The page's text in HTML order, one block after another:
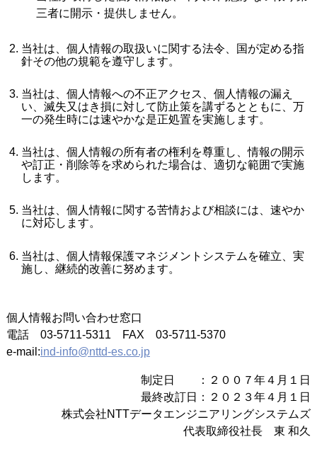
三者に開示・提供しません。
当社は、個人情報の取扱いに関する法令、国が定める指
針その他の規範を遵守します。
当社は、個人情報への不正アクセス、個人情報の漏え
い、滅失又はき損に対して防止策を講ずるとともに、万
一の発生時には速やかな是正処置を実施します。
当社は、個人情報の所有者の権利を尊重し、情報の開示
や訂正・削除等を求められた場合は、適切な範囲で実施
します。
当社は、個人情報に関する苦情および相談には、速やか
に対応します。
当社は、個人情報保護マネジメントシステムを確立、実
施し、継続的改善に努めます。
個人情報お問い合わせ窓口
電話 03-5711-5311 FAX 03-5711-5370
e-mail:ind-info@nttd-es.co.jp
制定日 ：２００７年４月１日
最終改訂日：２０２３年４月１日
株式会社NTTデータエンジニアリングシステムズ
代表取締役社長 東 和久